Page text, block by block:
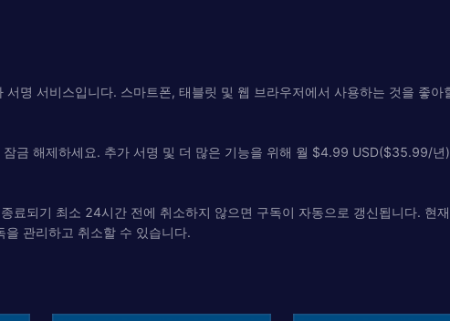
명 서비스입니다. 스마트폰, 태블릿 및 웹 브라우저에서 사용하는 것을 좋아
금 해제하세요. 추가 서명 및 더 많은 기능을 위해 월 $4.99 USD($35.99/
료되기 최소 24시간 전에 취소하지 않으면 구독이 자동으로 갱신됩니다. 현
관리하고 취소할 수 있습니다.